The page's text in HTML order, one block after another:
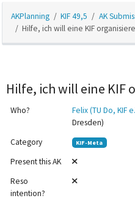
AKPlanning KIF 49,5
AK
Hilfe, ich will eine KIF
Hilfe, ich will eine KIF
Who? Felix (TU Do, KIF
Dresden)
Category
KIF-Meta
Present this AK
Reso
intention?